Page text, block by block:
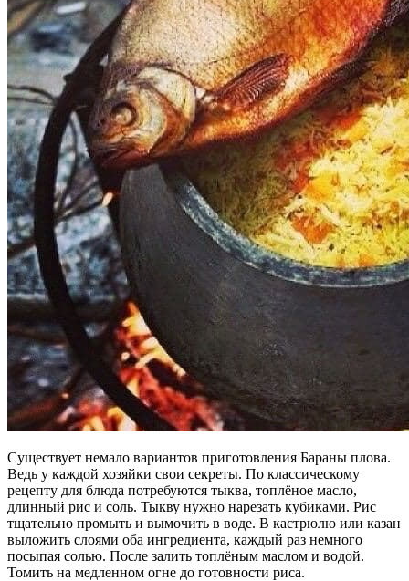
Существует немало вариантов приготовления Бараны плова.
Ведь у каждой хозяйки свои секреты. По классическому
рецепту для блюда потребуются тыква, топлёное масло,
длинный рис и соль. Тыкву нужно нарезать кубиками. Рис
тщательно промыть и вымочить в воде. В кастрюлю или казан
выложить слоями оба ингредиента, каждый раз немного
посыпая солью. После залить топлёным маслом и водой.
Томить на медленном огне до готовности риса.